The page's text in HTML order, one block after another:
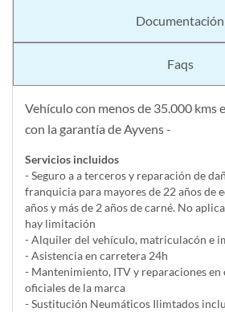
Documentación
Faqs
Vehículo con menos de 35.000 kms
con la garantía de Ayvens -
Servicios incluidos
- Seguro a a terceros y reparación de
franquicia para mayores de 22 años de
años y más de 2 años de carné. No
hay limitación
- Alquiler del vehí­culo, matriculacón e
- Asistencia en carretera 24h
- Mantenimiento, ITV y reparaciones en
oficiales de la marca
- Sustitución Neumáticos Ilimtados